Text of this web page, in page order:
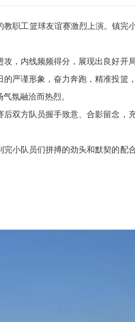
工篮球友谊赛激烈上演。镇完
内线频频得分，展现出良好开
严谨形象，奋力奔跑，精准投篮
氛融洽而热烈。
方队员握手致意、合影留念，
队员们拼搏的劲头和默契的配